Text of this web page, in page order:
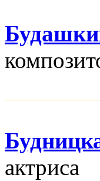
актриса